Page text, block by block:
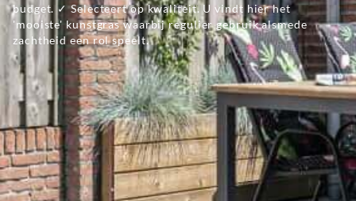
budget. ✓ Selecteert op kwaliteit. U vindt hier het
'mooiste' kunstgras waarbij regulier gebruik alsmede
zachtheid een rol speelt.